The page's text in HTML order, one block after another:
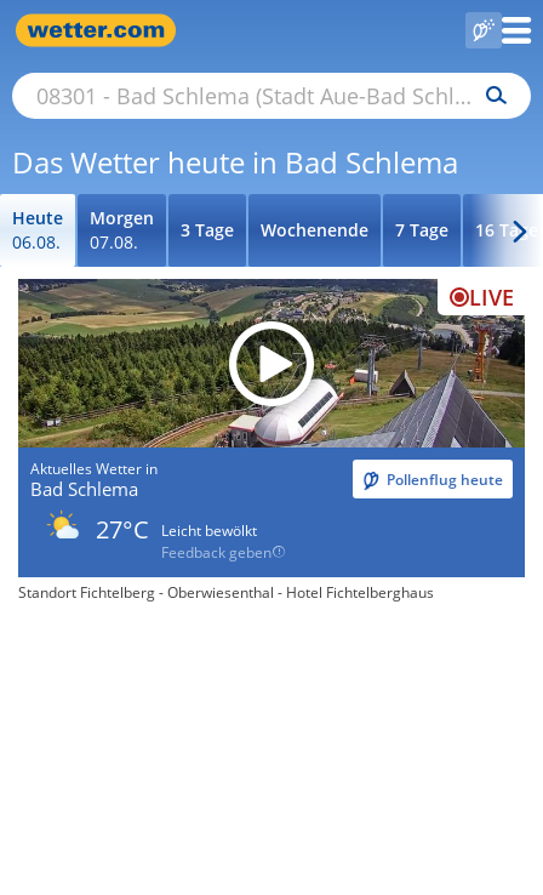
Das Wetter heute in Bad Schlema
Heute
06.08.
Morgen
07.08.
3 Tage Wochenende 7 Tage 16 Tage
LIVE
Aktuelles Wetter in
Bad Schlema Pollenflug heute
27°C
Leicht bewölkt
Feedback geben
Standort Fichtelberg - Oberwiesenthal - Hotel Fichtelberghaus